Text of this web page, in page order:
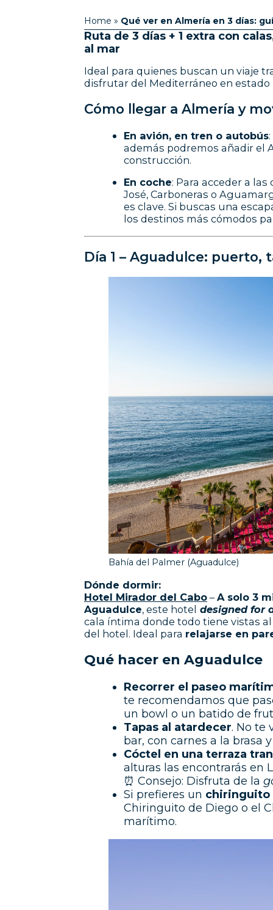
Home » Qué ver en Almería en 3 días:
Ruta de 3 días + 1 extra con
al mar
Ideal para quienes buscan un viaje
disfrutar del Mediterráneo en estado
Cómo llegar a Almería y
En avión, en tren o autobús
además podremos añadir el
construcción.
En coche: Para acceder a
José, Carboneras o
es clave. Si buscas una
los destinos más cómodos
Día 1 – Aguadulce:
Bahía del Palmer (Aguadulce)
Dónde dormir:
Hotel Mirador del Cabo – A solo 3
Aguadulce, este hotel designed for
cala íntima donde todo tiene vistas
del hotel. Ideal para relajarse en
Qué hacer en Aguadulce
Recorrer el paseo
te recomendamos que
un bowl o un batido de
Tapas al atardecer. No te
bar, con carnes a la brasa
Cóctel en una terraza
alturas las encontrarás en
⏰ Consejo: Disfruta de la
Si prefieres un chiringuito
Chiringuito de Diego o el
marítimo.